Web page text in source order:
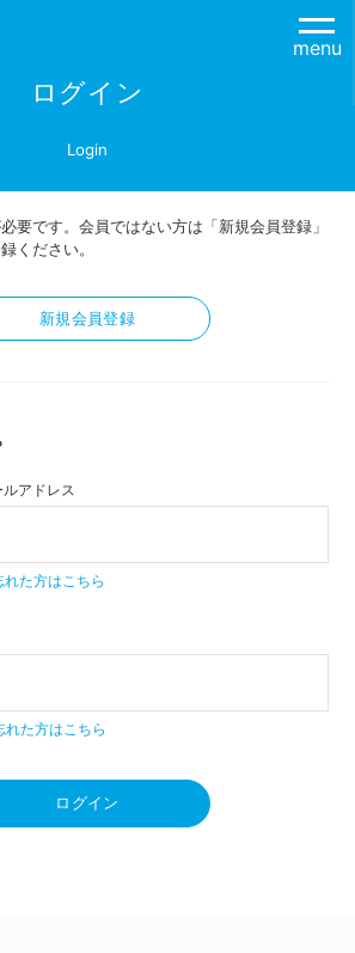
menu
ログイン
Login
要です。会員ではない方は「新規会員登録」
ください。
新規会員登録
アドレス
れた方はこちら
れた方はこちら
ログイン